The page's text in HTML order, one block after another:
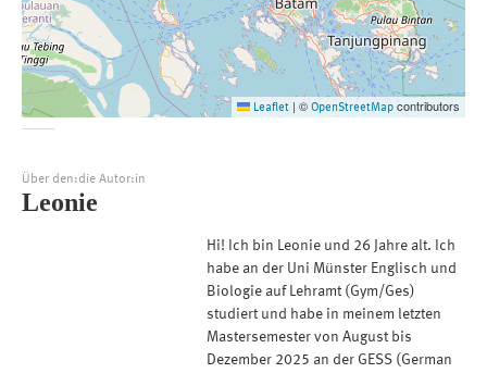
Leaflet © OpenStreetMap contributors
Über den:die Autor:in
Leonie
Hi! Ich bin Leonie und 26 Jahre alt. Ich
habe an der Uni Münster Englisch und
Biologie auf Lehramt (Gym/Ges)
studiert und habe in meinem letzten
Mastersemester von August bis
Dezember 2025 an der GESS (German